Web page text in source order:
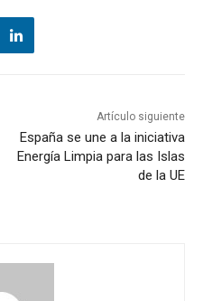
Artículo siguiente
España se une a la iniciativa
Energía Limpia para las Islas
de la UE